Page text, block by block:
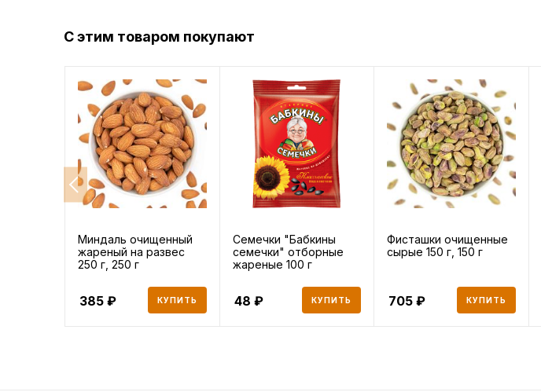
С этим товаром покупают
Миндаль очищенный
жареный на развес
250 г, 250 г
385 КУПИТЬ
Семечки "Бабкины
семечки" отборные
жареные 100 г
48 КУПИТЬ
Фисташки очищенные
сырые 150 г, 150 г
705 КУПИТЬ